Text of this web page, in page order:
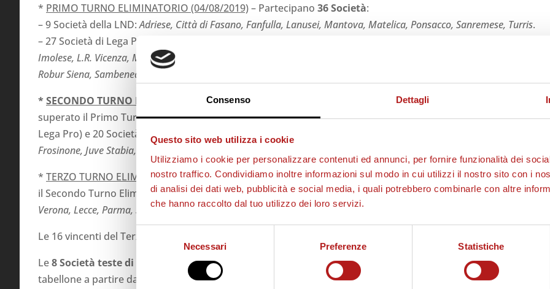
Consenso Dettagli
Questo sito web utilizza i cookie
Utilizziamo i cookie per personalizzare contenuti ed annunci, per fornire funzionalità dei
nostro traffico. Condividiamo inoltre informazioni sul modo in cui utilizzi il nostro sito con i
di analisi dei dati web, pubblicità e social media, i quali potrebbero combinarle con altre
che hanno raccolto dal tuo utilizzo dei loro servizi.
Necessari Preferenze Statistiche
* PRIMO TURNO ELIMINATORIO (04/08/2019)– Partecipano 36 Società:
– 9 Società della LND:Adriese, Città di Fasano, Fanfulla, Lanusei, Mantova, Matelica, Ponsacco, Sanremese, Turris.
– 27 Società di Lega Pro:
Imolese, L.R. Vicenza, Monopoli, Monza, Novara, Piacenza, Potenza, Pro Patria, Pro Vercelli, Ravenna, Reggina, Rende,
Robur Siena, Sambenedettese, Sudtirol, Triestina, Virtus Francavilla, Viterbese Castrense
* SECONDO TURNO ELIMINATORIO (11/08/2019)
, ovvero le 18 Società che hanno
superato il Primo Turno Eliminatorio, 2 Società di Lega Pro (Carpi e Padova, in base a graduatoria stilata dalla
Lega Pro) e 20 Società di Lega B:
Ascoli, Benevento, ChievoVerona,
Frosinone, Juve Stabia, Livorno, Perugia, Pescara, Pisa, Pordenone, Salernitana, Spezia, Trapani, Venezia, Virtus Entella
* TERZO TURNO ELIMINATORIO (18/08/2019)– Partecipano32 Società, ovvero le 20 Società che hanno
il Secondo Turno Eliminatorio e 12 Società della Serie A TIM:Bologna, Brescia, Cagliari, Fiorentina, Genoa, Hellas
Verona, Lecce, Parma, Sampdoria, Sassuolo, Spal, Udinese.
Le 16 vincenti del Terzo Turno Eliminatorio disputeranno il
Le8 Società teste di serie Atalanta, Inter, Juventus, Lazio, Milan, Napoli, Roma, Torino
) faranno il loro ingresso nel
tabellone a partire dagli
OTTAVI DI FINALE
(in programma il 15 e 22 gennaio 2020), affrontando le qualificate dal